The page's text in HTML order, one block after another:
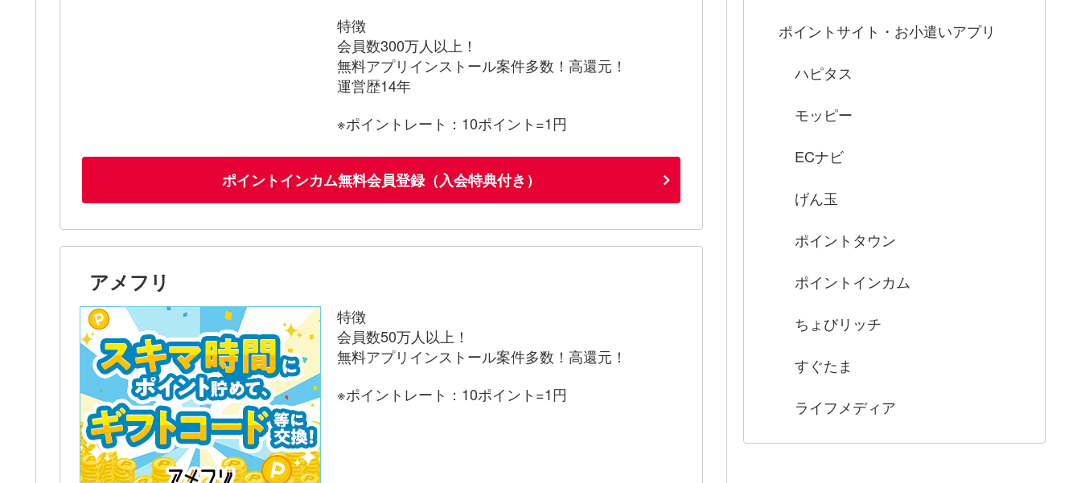
特徴
会員数300万人以上！
無料アプリインストール案件多数！高還元！
運営歴14年
※ポイントレート：10ポイント=1円
ポイントインカム無料会員登録（入会特典付き）
アメフリ
特徴
会員数50万人以上！
無料アプリインストール案件多数！高還元！
※ポイントレート：10ポイント=1円
ポイントサイト・お小遣いアプリ
ハピタス
モッピー
ECナビ
げん玉
ポイントタウン
ポイントインカム
ちょびリッチ
すぐたま
ライフメディア